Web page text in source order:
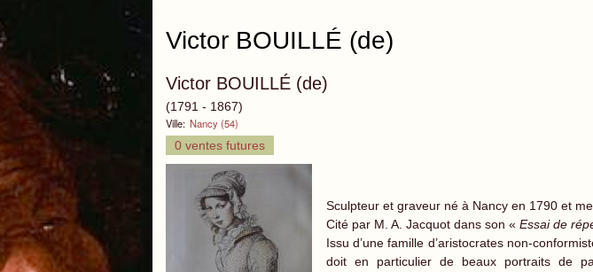
Victor BOUILLÉ (de)
Victor BOUILLÉ (de)
(1791 - 1867)
Ville: Nancy (54)
0 ventes futures
Sculpteur et graveur né à Nancy en 1790 et
Cité par M. A. Jacquot dans son « Essai de
Issu d’une famille d’aristocrates non-
doit en particulier de beaux portraits de